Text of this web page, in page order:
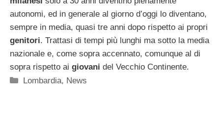
autonomi, ed in generale al giorno d’oggi lo diventano,
sempre in media, quasi tre anni dopo rispetto ai propri
genitori. Trattasi di tempi più lunghi ma sotto la media
nazionale e, come sopra accennato, comunque al di
sopra rispetto ai giovani del Vecchio Continente.
Categorie
Lombardia, News